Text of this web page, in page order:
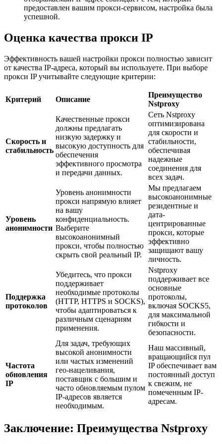
предоставлен вашим прокси-сервисом, настройка была
успешной.
Оценка качества прокси IP
Эффективность вашей настройки прокси полностью зависит
от качества IP-адреса, который вы используете. При выборе
прокси IP учитывайте следующие критерии:
Критерий Описание
Преимущество
Nstproxy
Скорость и
стабильность
Качественные прокси
должны предлагать
низкую задержку и
высокую доступность для
обеспечения
эффективного просмотра
и передачи данных.
Сеть Nstproxy
оптимизирована
для скорости и
стабильности,
обеспечивая
надежные
соединения для
всех задач.
Уровень
анонимности
Уровень анонимности
прокси напрямую влияет
на вашу
конфиденциальность.
Выберите
высокоанонимный
прокси, чтобы полностью
скрыть свой реальный IP.
Мы предлагаем
высокоанонимные
резидентные и
дата-
центрированные
прокси, которые
эффективно
защищают вашу
личность.
Поддержка
протоколов
Убедитесь, что прокси
поддерживает
необходимые протоколы
(HTTP, HTTPS и SOCKS),
чтобы адаптироваться к
различным сценариям
применения.
Nstproxy
поддерживает все
основные
протоколы,
включая SOCKS5,
для максимальной
гибкости и
безопасности.
Частота
обновления
IP
Для задач, требующих
высокой анонимности
или частых изменений
гео-нацеливания,
поставщик с большим и
часто обновляемым пулом
IP-адресов является
необходимым.
Наш массивный,
вращающийся пул
IP обеспечивает вам
постоянный доступ
к свежим, не
помеченным IP-
адресам.
Заключение: Преимущества Nstproxy